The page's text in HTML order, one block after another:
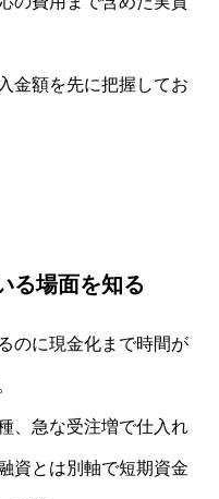
金額を先に把握してお
る場面を知る
のに現金化まで時間が
、急な受注増で仕入れ
資とは別軸で短期資金